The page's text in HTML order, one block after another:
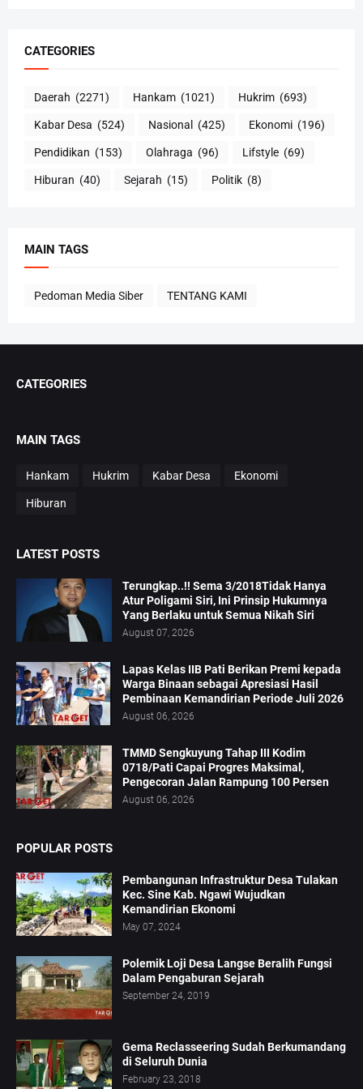
CATEGORIES
Daerah (2271) Hankam (1021) Hukrim (693)
Kabar Desa (524) Nasional (425) Ekonomi (196)
Pendidikan (153) Olahraga (96) Lifstyle (69)
Hiburan (40) Sejarah (15) Politik (8)
MAIN TAGS
Pedoman Media Siber TENTANG KAMI
CATEGORIES
MAIN TAGS
Hankam Hukrim Kabar Desa Ekonomi
Hiburan
LATEST POSTS
Terungkap..!! Sema 3/2018Tidak Hanya
Atur Poligami Siri, Ini Prinsip Hukumnya
Yang Berlaku untuk Semua Nikah Siri
August 07, 2026
Lapas Kelas IIB Pati Berikan Premi kepada
Warga Binaan sebagai Apresiasi Hasil
Pembinaan Kemandirian Periode Juli 2026
August 06, 2026
TMMD Sengkuyung Tahap III Kodim
0718/Pati Capai Progres Maksimal,
Pengecoran Jalan Rampung 100 Persen
August 06, 2026
POPULAR POSTS
Pembangunan Infrastruktur Desa Tulakan
Kec. Sine Kab. Ngawi Wujudkan
Kemandirian Ekonomi
May 07, 2024
Polemik Loji Desa Langse Beralih Fungsi
Dalam Pengaburan Sejarah
September 24, 2019
Gema Reclasseering Sudah Berkumandang
di Seluruh Dunia
February 23, 2018